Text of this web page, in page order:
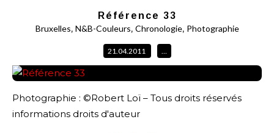
Référence 33
Bruxelles, N&B-Couleurs, Chronologie, Photographie
21.04.2011 …
Photographie : ©Robert Loï – Tous droits réservés
informations droits d'auteur